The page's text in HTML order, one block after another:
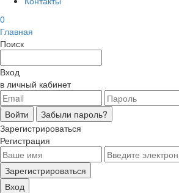
0
Главная
Поиск
Вход
в личный кабинет
Войти
Забыли пароль?
Зарегистрироваться
Регистрация
Зарегистрироваться
Вход